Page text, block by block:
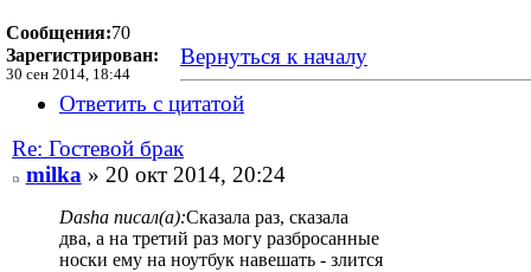
Сообщения:70
Зарегистрирован:
30 сен 2014, 18:44
Вернуться к началу
Ответить с цитатой
Re: Гостевой брак
milka » 20 окт 2014, 20:24
Dasha писал(а):Сказала раз, сказала
два, а на третий раз могу разбросанные
носки ему на ноутбук навешать - злится